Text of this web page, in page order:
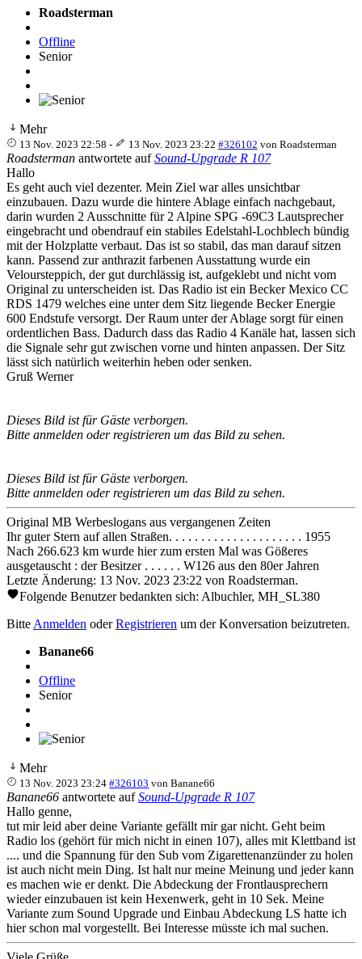
Roadsterman
Offline
Senior
Mehr
13 Nov. 2023 22:58 - 13 Nov. 2023 23:22 #326102 von Roadsterman
Roadsterman antwortete aufSound-Upgrade R 107
Hallo
Es geht auch viel dezenter. Mein Ziel war alles unsichtbar
einzubauen. Dazu wurde die hintere Ablage einfach nachgebaut,
darin wurden 2 Ausschnitte für 2 Alpine SPG -69C3 Lautsprecher
eingebracht und obendrauf ein stabiles Edelstahl-Lochblech bündig
mit der Holzplatte verbaut. Das ist so stabil, das man darauf sitzen
kann. Passend zur anthrazit farbenen Ausstattung wurde ein
Veloursteppich, der gut durchlässig ist, aufgeklebt und nicht vom
Original zu unterscheiden ist. Das Radio ist ein Becker Mexico CC
RDS 1479 welches eine unter dem Sitz liegende Becker Energie
600 Endstufe versorgt. Der Raum unter der Ablage sorgt für einen
ordentlichen Bass. Dadurch dass das Radio 4 Kanäle hat, lassen sich
die Signale sehr gut zwischen vorne und hinten anpassen. Der Sitz
lässt sich natürlich weiterhin heben oder senken.
Gruß Werner
Dieses Bild ist für Gäste verborgen.
Bitte anmelden oder registrieren um das Bild zu sehen.
Dieses Bild ist für Gäste verborgen.
Bitte anmelden oder registrieren um das Bild zu sehen.
Original MB Werbeslogans aus vergangenen Zeiten
Ihr guter Stern auf allen Straßen. . . . . . . . . . . . . . . . . . . . . 1955
Nach 266.623 km wurde hier zum ersten Mal was Gößeres
ausgetauscht : der Besitzer . . . . . . W126 aus den 80er Jahren
Letzte Änderung: 13 Nov. 2023 23:22 von Roadsterman.
Folgende Benutzer bedankten sich: Albuchler, MH_SL380
Bitte Anmelden oderRegistrieren um der Konversation beizutreten.
Banane66
Offline
Senior
Mehr
13 Nov. 2023 23:24 #326103 vonBanane66
Banane66 antwortete aufSound-Upgrade R 107
Hallo genne,
tut mir leid aber deine Variante gefällt mir gar nicht. Geht beim
Radio los (gehört für mich nicht in einen 107), alles mit Klettband ist
.... und die Spannung für den Sub vom Zigarettenanzünder zu holen
ist auch nicht mein Ding. Ist halt nur meine Meinung und jeder kann
es machen wie er denkt. Die Abdeckung der Frontlausprechern
wieder einzubauen ist kein Hexenwerk, geht in 10 Sek. Meine
Variante zum Sound Upgrade und Einbau Abdeckung LS hatte ich
hier schon mal vorgestellt. Bei Interesse müsste ich mal suchen.